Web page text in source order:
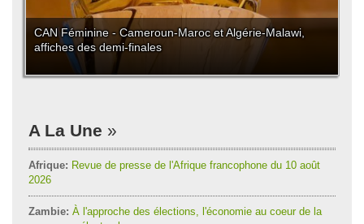
CAN Féminine - Cameroun-Maroc et Algérie-Malawi,
affiches des demi-finales
A La Une
Afrique: Revue de presse de l'Afrique francophone du 10 août
2026
Zambie: À l'approche des élections, l'économie au coeur de la